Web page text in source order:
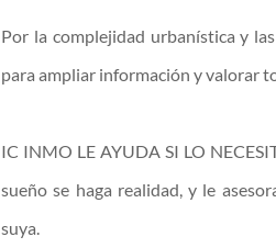
Por la complejidad urbanística y
para ampliar información y valorar
IC INMO LE AYUDA SI LO
sueño se haga realidad, y le
suya.